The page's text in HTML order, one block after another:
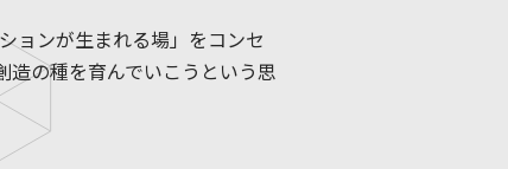
ョンが生まれる場」をコンセ
造の種を育んでいこうという思